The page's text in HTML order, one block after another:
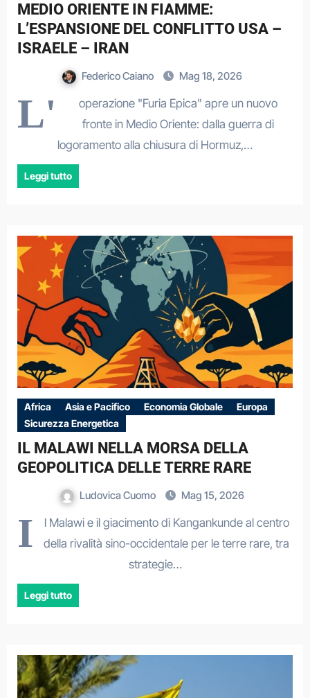
MEDIO ORIENTE IN FIAMME:
L’ESPANSIONE DEL CONFLITTO USA –
ISRAELE – IRAN
Federico Caiano Mag 18, 2026
L'
operazione "Furia Epica" apre un nuovo
fronte in Medio Oriente: dalla guerra di
logoramento alla chiusura di Hormuz,…
Leggi tutto
Africa Asia e Pacifico Economia Globale
Europa
Sicurezza Energetica
IL MALAWI NELLA MORSA DELLA
GEOPOLITICA DELLE TERRE RARE
Ludovica Cuomo Mag 15, 2026
I
l Malawi e il giacimento di Kangankunde al centro
della rivalità sino-occidentale per le terre rare, tra
strategie…
Leggi tutto